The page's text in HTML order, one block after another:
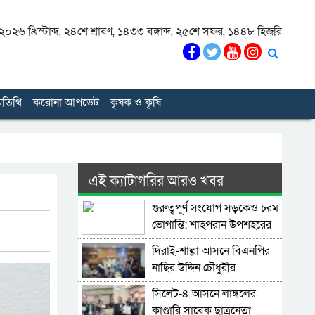
খ্রিস্টাব্দ, ২৪শে শ্রাবণ, ১৪৩৩ বঙ্গাব্দ, ২৫শে সফর, ১৪৪৮ হিজরি
করোনা আপডেট কৃষক ও কৃষি
এই ক্যাটাগরির আরও খবর
গুরুত্বপূর্ণ সংযোগ সড়কেও চরম
ভোগান্তি: শাহপরান উপশহরের
রাস্তাঘাট সংস্কারের দাবি
দিরাই-শাল্লা আসনে বিএনপির
নাছির উদ্দিন চৌধুরীর
মনোনয়নপত্র সংগ্রহ
সিলেট-৪ আসনে লাঙ্গলের
কাণ্ডারি সাবেক ছাত্রনেতা